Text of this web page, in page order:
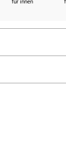
für innen